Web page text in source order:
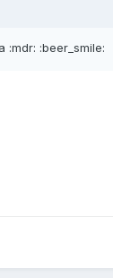
:mdr: :beer_smile: